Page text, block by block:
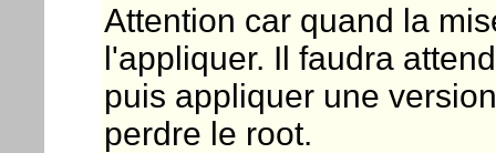
Attention car quand la
l'appliquer. Il faudra
puis appliquer une
perdre le root.